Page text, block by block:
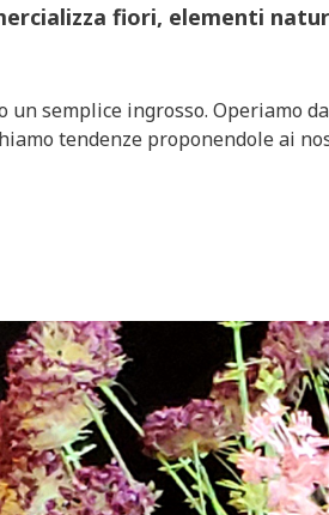
fiori, elementi
un semplice ingrosso. Operiamo
tendenze proponendole ai